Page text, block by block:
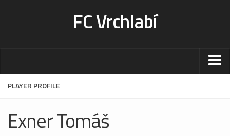
FC Vrchlabí
Stadion
Kontakt-rezervace
PLAYER PROFILE
Exner Tomáš